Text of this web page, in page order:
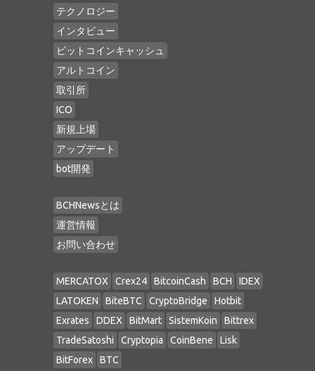
テクノロジー
インタビュー
ビットコインキャッシュ
アルトコイン
取引所
ICO
新規上場
アップデート
bot開発
BCHNewsとは
運営情報
お問い合わせ
MERCATOX Crex24 BitcoinCash BCH
IDEX
LATOKEN
BiteBTC CryptoBridge
Hotbit
Exrates
DDEX BitMart SistemKoin
Bittrex
TradeSatoshi
Cryptopia CoinBene
Lisk
BitForex
BTC